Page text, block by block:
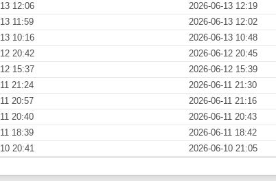
12:06 2026-06-13 12:19
11:59 2026-06-13 12:02
10:16 2026-06-13 10:48
20:42 2026-06-12 20:45
15:37 2026-06-12 15:39
21:24 2026-06-11 21:30
20:57 2026-06-11 21:16
20:40 2026-06-11 20:43
18:39 2026-06-11 18:42
20:41 2026-06-10 21:05